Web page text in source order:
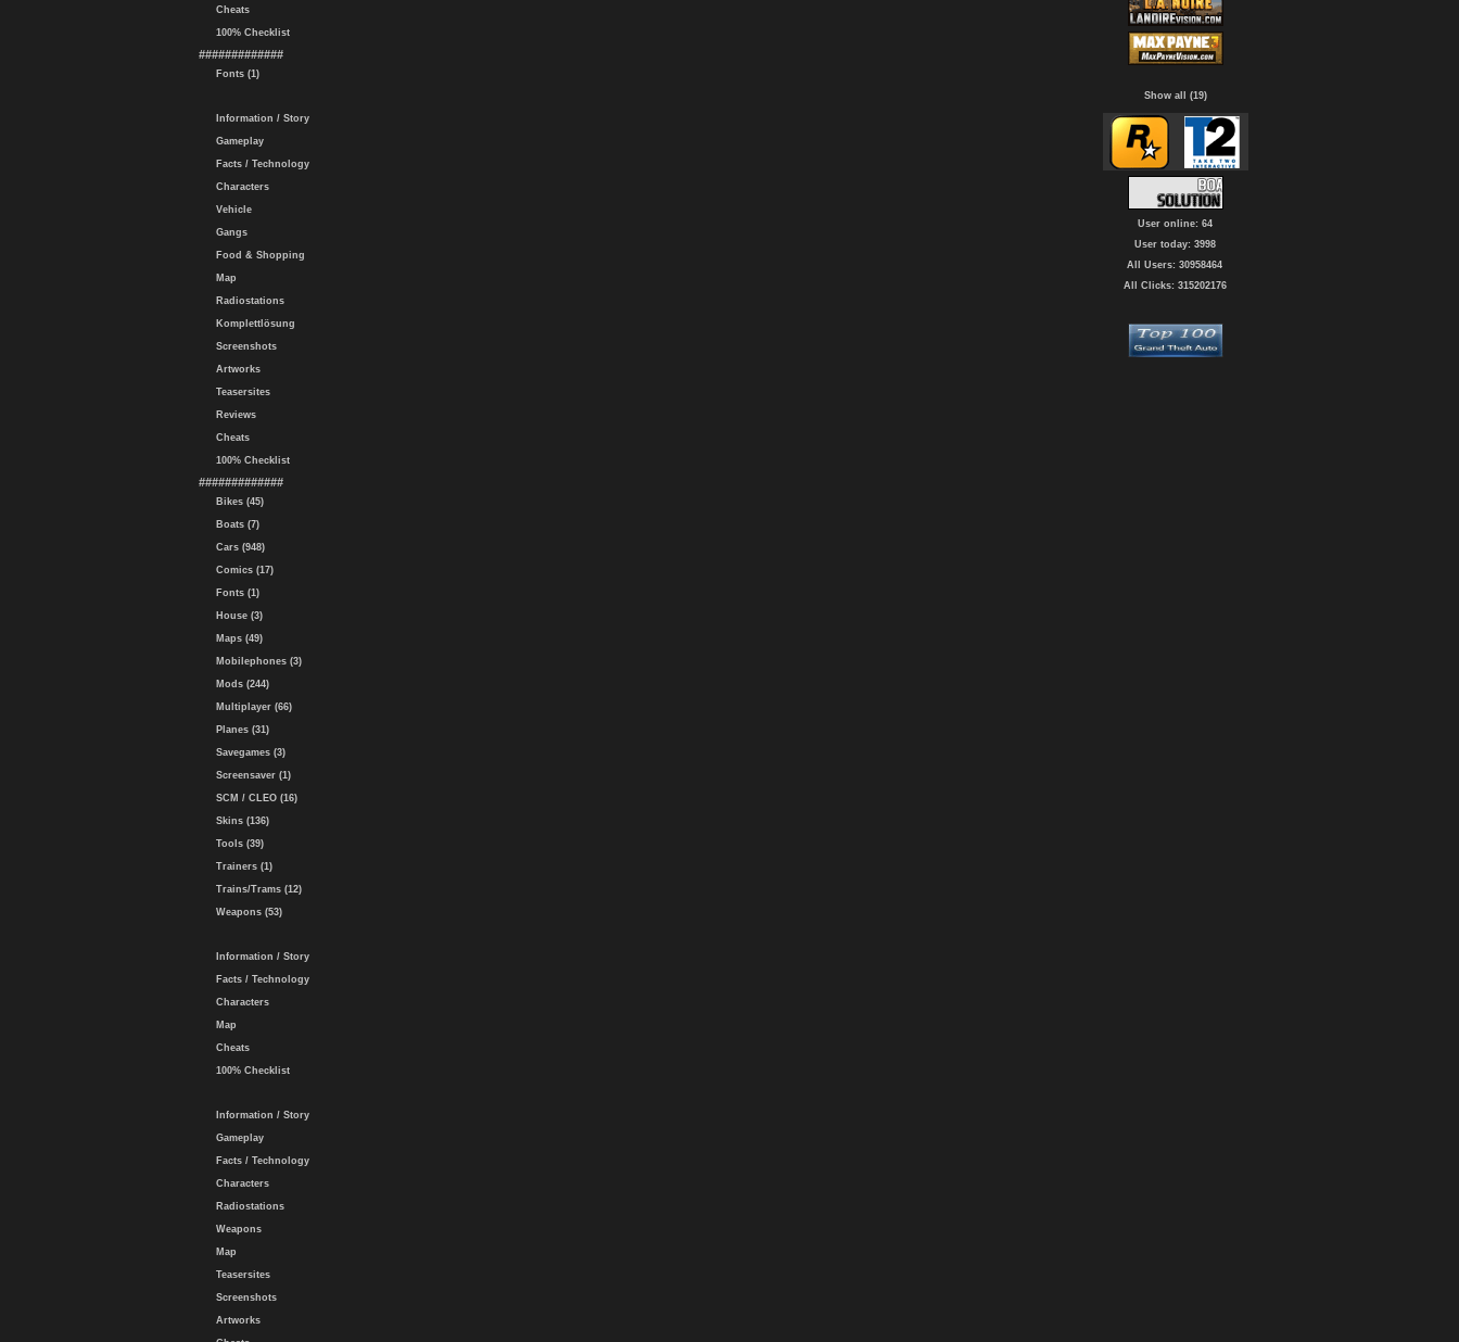
Cheats
100% Checklist
#############
Fonts (1)
Information / Story
Gameplay
Facts / Technology
Characters
Vehicle
Gangs
Food & Shopping
Map
Radiostations
Komplettlösung
Screenshots
Artworks
Teasersites
Reviews
Cheats
100% Checklist
#############
Bikes (45)
Boats (7)
Cars (948)
Comics (17)
Fonts (1)
House (3)
Maps (49)
Mobilephones (3)
Mods (244)
Multiplayer (66)
Planes (31)
Savegames (3)
Screensaver (1)
SCM / CLEO (16)
Skins (136)
Tools (39)
Trainers (1)
Trains/Trams (12)
Weapons (53)
Information / Story
Facts / Technology
Characters
Map
Cheats
100% Checklist
Information / Story
Gameplay
Facts / Technology
Characters
Radiostations
Weapons
Map
Teasersites
Screenshots
Artworks
Show all (19)
User online: 64
User today: 3998
All Users: 30958464
All Clicks: 315202176